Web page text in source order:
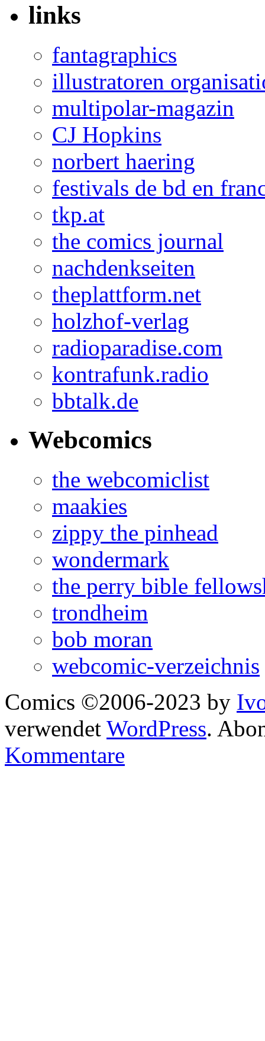
links
fantagraphics
illustratoren
multipolar-magazin
CJ Hopkins
norbert haering
festivals de bd en
tkp.at
the comics journal
nachdenkseiten
theplattform.net
holzhof-verlag
radioparadise.com
kontrafunk.radio
bbtalk.de
Webcomics
the webcomiclist
maakies
zippy the pinhead
wondermark
the perry bible
trondheim
bob moran
webcomic-verzeichnis
Comics ©2006-2023 by
verwendet WordPress.
Kommentare